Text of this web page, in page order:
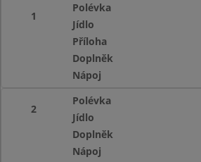
1
Polévka
Jídlo
Příloha
Doplněk
Nápoj
2
Polévka
Jídlo
Doplněk
Nápoj